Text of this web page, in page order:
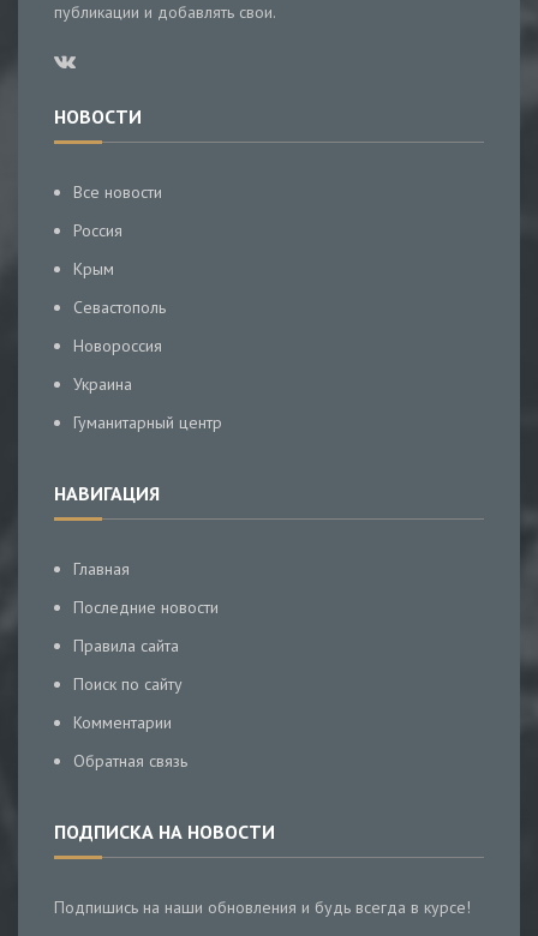
публикации и добавлять свои.
НОВОСТИ
Все новости
Россия
Крым
Севастополь
Новороссия
Украина
Гуманитарный центр
НАВИГАЦИЯ
Главная
Последние новости
Правила сайта
Поиск по сайту
Комментарии
Обратная связь
ПОДПИСКА НА НОВОСТИ
Подпишись на наши обновления и будь всегда в курсе!